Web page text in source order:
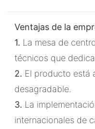
Ventajas de la
1. La mesa de
técnicos que
2. El producto está
desagradable.
3. La
internacionales de